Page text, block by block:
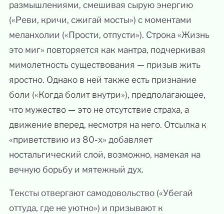
размышлениями, смешивая сырую энергию
(«Реви, кричи, сжигай мосты») с моментами
меланхолии («Прости, отпусти»). Строка «Жизнь
это миг» повторяется как мантра, подчеркивая
мимолетность существования — призыв жить
яростно. Однако в ней также есть признание
боли («Когда болит внутри»), предполагающее,
что мужество — это не отсутствие страха, а
движение вперед, несмотря на него. Отсылка к
«приветствию из 80-х» добавляет
ностальгический слой, возможно, намекая на
вечную борьбу и мятежный дух.
Тексты отвергают самодовольство («Убегай
оттуда, где не уютно») и призывают к